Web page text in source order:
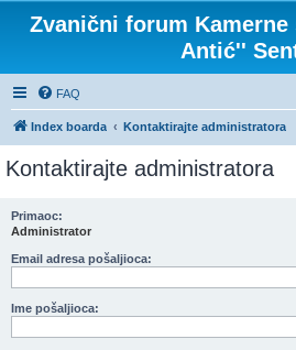
Zvanični forum
Antić''
FAQ
Index boarda Kontaktirajte administratora
Kontaktirajte administratora
Primaoc:
Administrator
Email adresa pošaljioca:
Ime pošaljioca: